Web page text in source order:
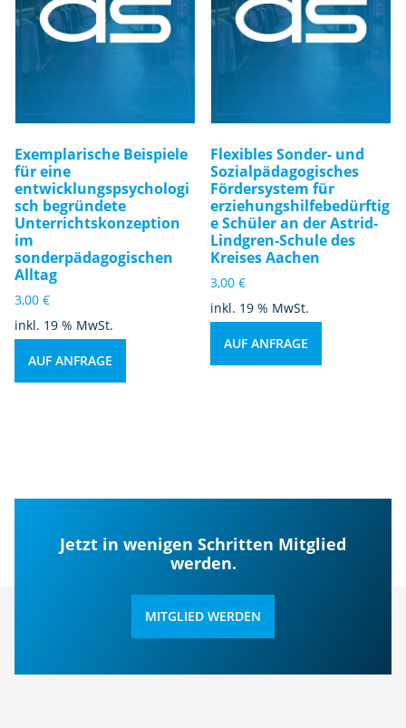
Exemplarische Beispiele
für eine
entwicklungspsychologi
sch begründete
Unterrichtskonzeption
im
sonderpädagogischen
Alltag
3,00 €
inkl. 19 % MwSt.
AUF ANFRAGE
Flexibles Sonder- und
Sozialpädagogisches
Fördersystem für
erziehungshilfebedürftig
e Schüler an der Astrid-
Lindgren-Schule des
Kreises Aachen
3,00€
inkl. 19 % MwSt.
AUF ANFRAGE
Jetzt in wenigen Schritten Mitglied
werden.
MITGLIED WERDEN